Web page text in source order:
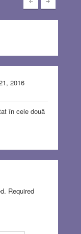
2016
în cele două
Required